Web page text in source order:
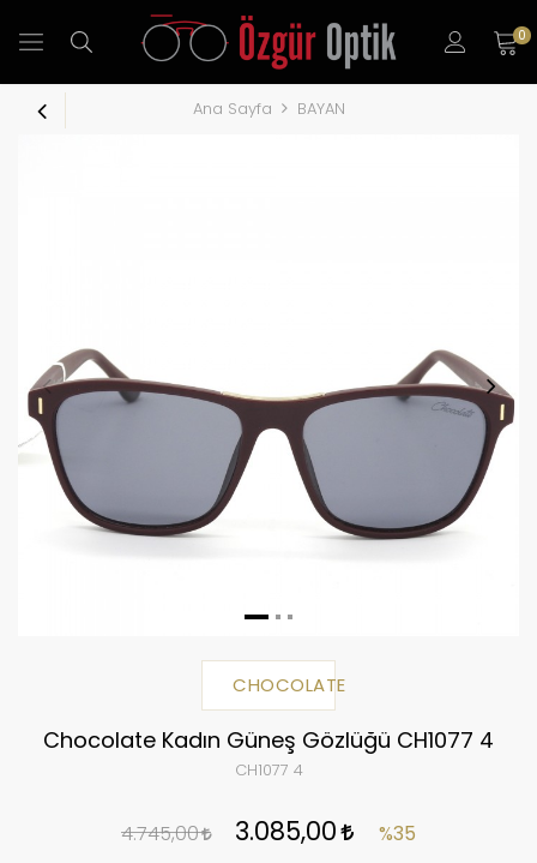
0
Ana Sayfa BAYAN
CHOCOLATE
Chocolate Kadın Güneş Gözlüğü CH1077 4
CH1077 4
4.745,00 3.085,00 %35